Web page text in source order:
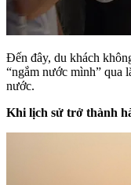
Đến đây, du khách
“ngắm nước mình” qua
nước.
Khi lịch sử trở thành